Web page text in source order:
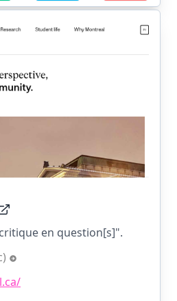
en question[s]".